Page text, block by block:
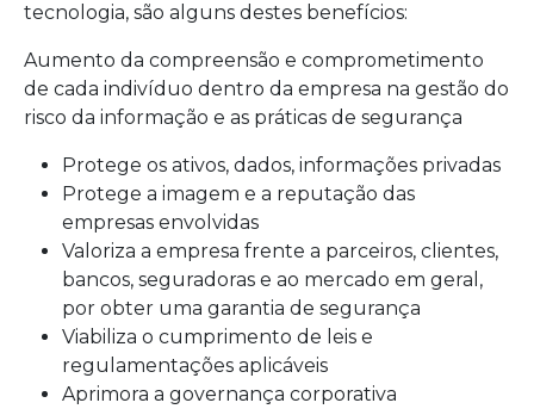
tecnologia, são alguns destes benefícios:
Aumento da compreensão e comprometimento
de cada indivíduo dentro da empresa na gestão do
risco da informação e as práticas de segurança
Protege os ativos, dados, informações privadas
Protege a imagem e a reputação das
empresas envolvidas
Valoriza a empresa frente a parceiros, clientes,
bancos, seguradoras e ao mercado em geral,
por obter uma garantia de segurança
Viabiliza o cumprimento de leis e
regulamentações aplicáveis
Aprimora a governança corporativa